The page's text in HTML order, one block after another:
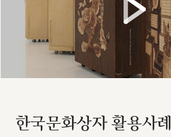
한국문화상자 활용사례